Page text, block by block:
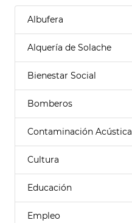
Albufera
Alquería de Solache
Bienestar Social
Bomberos
Contaminación Acústica
Cultura
Educación
Empleo